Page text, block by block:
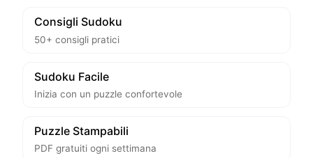
Consigli Sudoku
50+ consigli pratici
Sudoku Facile
Inizia con un puzzle confortevole
Puzzle Stampabili
PDF gratuiti ogni settimana